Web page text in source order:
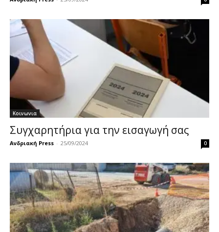
Κοινωνια
Συγχαρητήρια για την εισαγωγή σας
Ανδριακή Press - 25/09/2024 0